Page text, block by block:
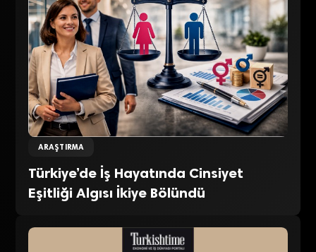
ARAŞTIRMA
Türkiye’de İş Hayatında Cinsiyet
Eşitliği Algısı İkiye Bölündü